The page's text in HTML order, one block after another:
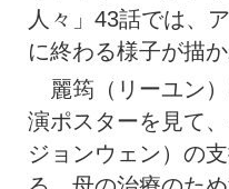
人々」43話では、
に終わる様子が描か
麗筠（リーユン
演ポスターを見て
ジョンウェン）の